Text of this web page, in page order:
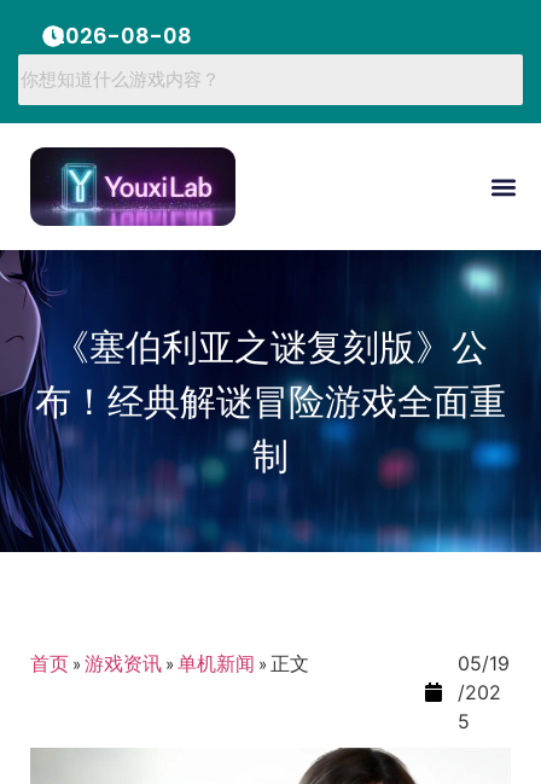
2026-08-08
《塞伯利亚之谜复刻版》公
布！经典解谜冒险游戏全面重
制
首页 »游戏资讯 »单机新闻 » 正文
05/19
/202
5